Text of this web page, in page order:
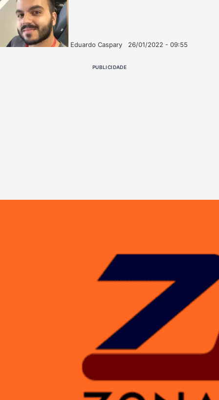
Eduardo Caspary
Xe-
26/01/2022 - 09:55
PUBLICIDADE